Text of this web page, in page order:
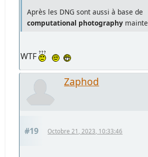
Après les DNG sont aussi à base de
computational photography
WTF
Zaphod
#19 Octobre 21, 2023, 10:33:46